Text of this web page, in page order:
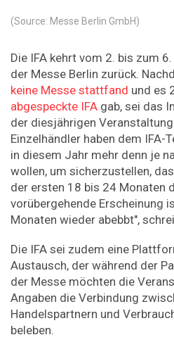
(Source: Messe Berlin GmbH)
Die IFA kehrt vom 2. bis zum
der Messe Berlin zurück.
keine Messe stattfand und es
abgespeckte IFA gab, sei das
der diesjährigen
Einzelhändler haben dem
in diesem Jahr mehr denn je
wollen, um sicherzustellen,
der ersten 18 bis 24 Monaten
vorübergehende Erscheinung
Monaten wieder abebbt",
Die IFA sei zudem eine
Austausch, der während der
der Messe möchten die
Angaben die Verbindung
Handelspartnern und
beleben.